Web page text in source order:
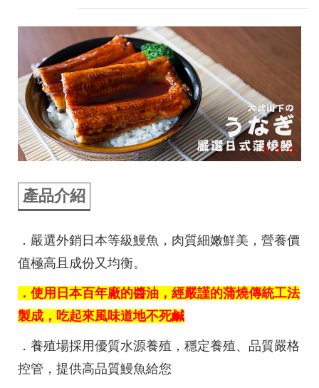
產品介紹
．嚴選外銷日本等級鰻魚，肉質細嫩鮮美，營養價
值極高且成份又均衡。
．使用日本百年廠的醬油，經嚴謹的蒲燒傳統工法
製成，吃起來風味道地不死鹹
．養殖場採用優質水源養殖，穩定養殖、品質嚴格
控管，提供高品質鰻魚給您